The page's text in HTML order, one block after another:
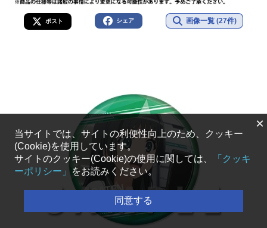
ポスト シェア 画像一覧 (27件)
×
当サイトでは、サイトの利便性向上のため、クッキー
(Cookie)を使用しています。
サイトのクッキー(Cookie)の使用に関しては、
「クッキ
ーポリシー」 をお読みください。
同意する